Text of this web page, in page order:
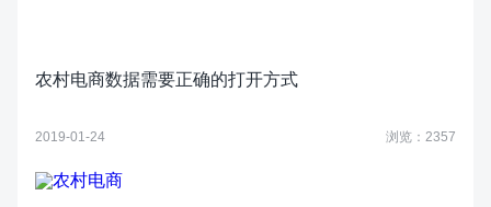
农村电商数据需要正确的打开方式
2019-01-24 浏览：2357